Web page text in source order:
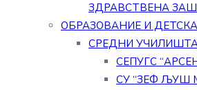
ЗДРАВСТВЕНА
ОБРАЗОВАНИЕ И
СРЕДНИ
СЕПУГС
СУ “ЗЕФ ЉУШ